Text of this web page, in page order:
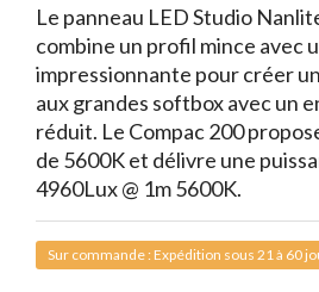
Le panneau LED Studio
combine un profil mince avec
impressionnante pour créer
aux grandes softbox avec un
réduit. Le Compac 200
de 5600K et délivre une
4960Lux @ 1m 5600K.
Sur commande : Expédition sous 21 à 60